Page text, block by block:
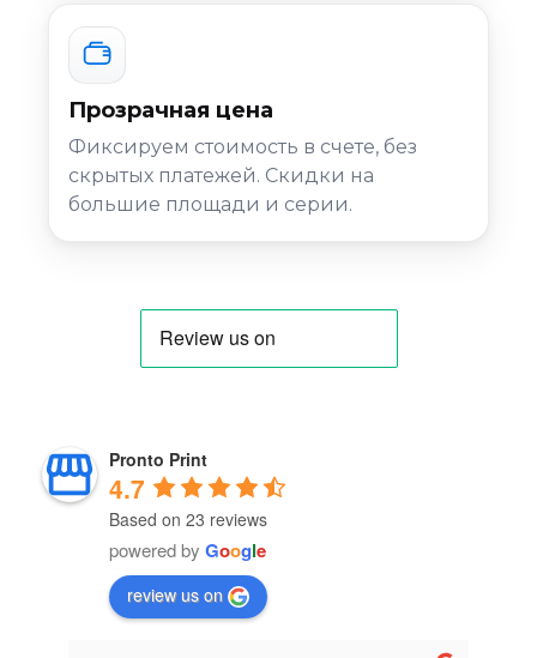
Прозрачная цена
Фиксируем стоимость в счете, без
скрытых платежей. Скидки на
большие площади и серии.
Pronto Print
4.7
Based on 23 reviews
powered by Google
review us on